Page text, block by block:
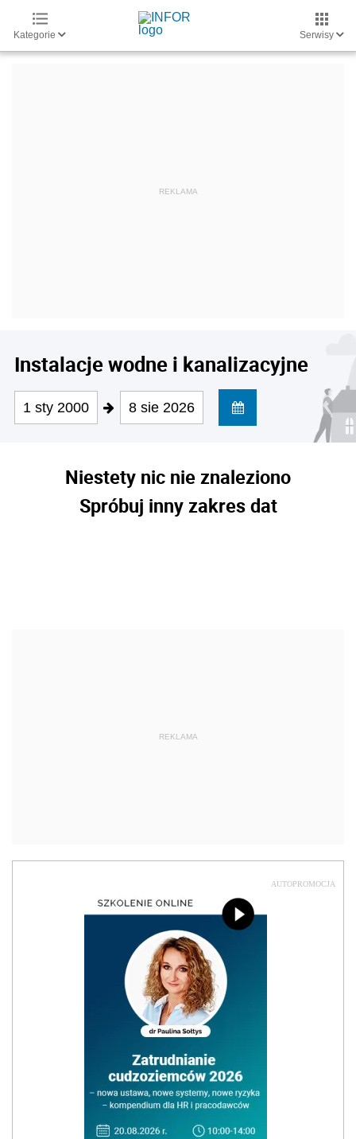
Kategorie Serwisy
Instalacje wodne i kanalizacyjne
1 sty 2000 8 sie 2026
Niestety nic nie znaleziono
Spróbuj inny zakres dat
REKLAMA
AUTOPROMOCJA